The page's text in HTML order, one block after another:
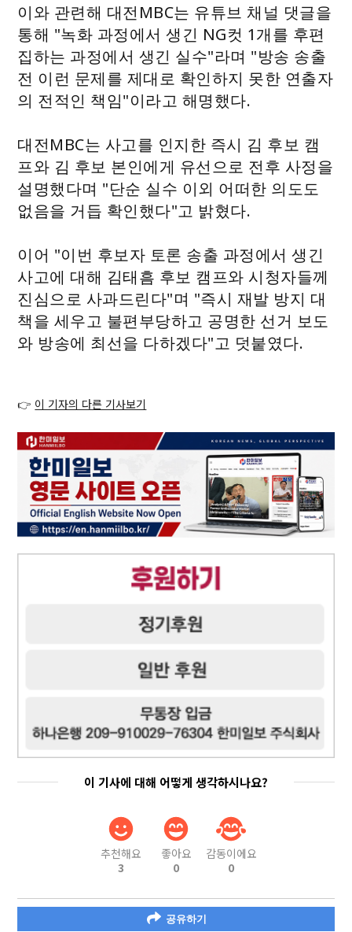
이와 관련해 대전MBC는 유튜브 채널 댓글을
통해 "녹화 과정에서 생긴 NG컷 1개를 후편
집하는 과정에서 생긴 실수"라며 "방송 송출
전 이런 문제를 제대로 확인하지 못한 연출자
의 전적인 책임"이라고 해명했다.
대전MBC는 사고를 인지한 즉시 김 후보 캠
프와 김 후보 본인에게 유선으로 전후 사정을
설명했다며 "단순 실수 이외 어떠한 의도도
없음을 거듭 확인했다"고 밝혔다.
이어 "이번 후보자 토론 송출 과정에서 생긴
사고에 대해 김태흠 후보 캠프와 시청자들께
진심으로 사과드린다"며 "즉시 재발 방지 대
책을 세우고 불편부당하고 공명한 선거 보도
와 방송에 최선을 다하겠다"고 덧붙였다.
👉 이 기자의 다른 기사보기
이 기사에 대해 어떻게 생각하시나요?
추천해요
3
좋아요
0
감동이에요
0
공유하기